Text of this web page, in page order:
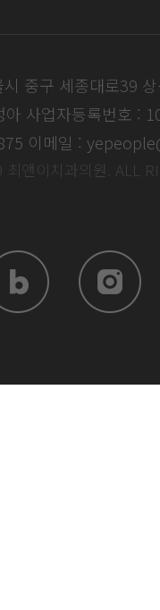
중구 세종대로39
아 사업자등록번호 :
이메일 :
최앤이치과의원. ALL